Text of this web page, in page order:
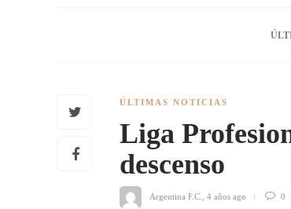
ÚLTIMAS NOTICIAS
Liga
descenso
Argentina F.C. 4 años ago 0